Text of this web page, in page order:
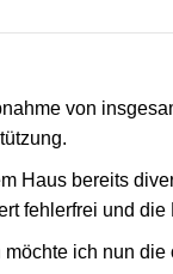
von
Haus bereits
fehlerfrei und
ich nun